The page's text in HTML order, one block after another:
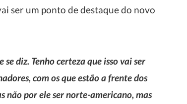
ser um ponto de destaque do novo
diz. Tenho certeza que isso vai ser
com os que estão a frente dos
não por ele ser norte-americano, mas